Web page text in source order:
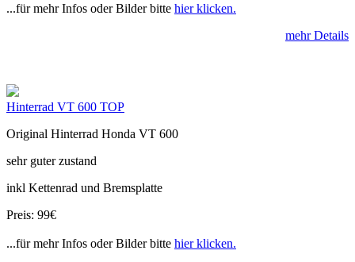
...für mehr Infos oder Bilder bitte hier klicken.
mehr Details
Hinterrad VT 600 TOP
Original Hinterrad Honda VT 600
sehr guter zustand
inkl Kettenrad und Bremsplatte
Preis: 99€
...für mehr Infos oder Bilder bitte hier klicken.